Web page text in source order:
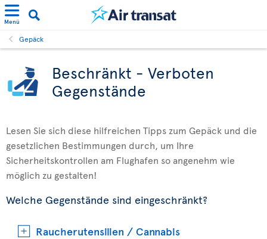
Menü
Gepäck
Beschränkt - Verboten
Gegenstände
Lesen Sie sich diese hilfreichen Tipps zum Gepäck und die
gesetzlichen Bestimmungen durch, um Ihre
Sicherheitskontrollen am Flughafen so angenehm wie
möglich zu gestalten!
Welche Gegenstände sind eingeschränkt?
Raucherutensilien / Cannabis